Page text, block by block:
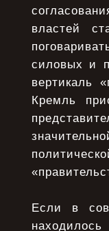
властей
силовых и
вертикаль
Кремль
Если в